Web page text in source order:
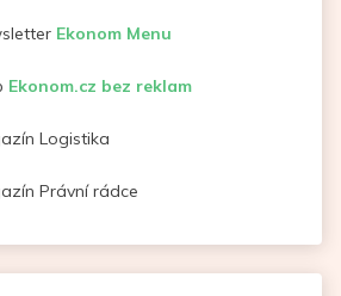
Ekonom Menu
Ekonom.cz bez reklam
Logistika
Právní rádce